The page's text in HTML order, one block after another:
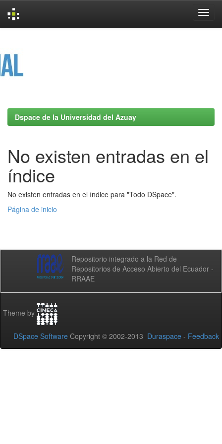
Dspace de la Universidad del Azuay
No existen entradas en el
índice
No existen entradas en el índice para "Todo DSpace".
Página de inicio
Repositorio integrado a la Red de
Repositorios de Acceso Abierto del Ecuador -
RRAAE
Theme by
DSpace Software Copyright © 2002-2013 Duraspace - Feedback